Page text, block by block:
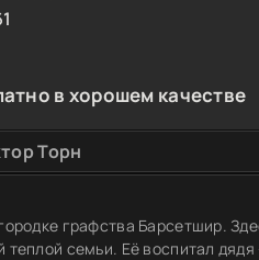
в хорошем качестве
Торн
графства Барсетшир.
семьи. Её воспитал